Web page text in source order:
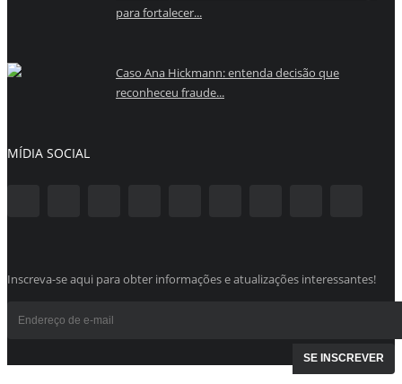
para fortalecer...
Caso Ana Hickmann: entenda decisão que
reconheceu fraude...
MÍDIA SOCIAL
Inscreva-se aqui para obter informações e atualizações interessantes!